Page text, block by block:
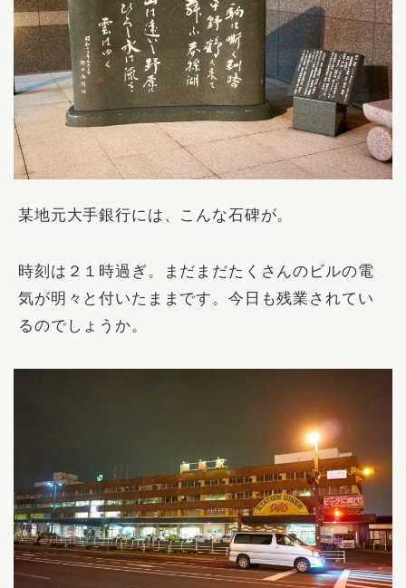
某地元大手銀行には、こんな石碑が。
時刻は２１時過ぎ。まだまだたくさんのビルの電
気が明々と付いたままです。今日も残業されてい
るのでしょうか。